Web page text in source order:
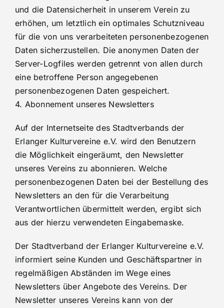
und die Datensicherheit in unserem Verein zu
erhöhen, um letztlich ein optimales Schutzniveau
für die von uns verarbeiteten personenbezogenen
Daten sicherzustellen. Die anonymen Daten der
Server-Logfiles werden getrennt von allen durch
eine betroffene Person angegebenen
personenbezogenen Daten gespeichert.
4. Abonnement unseres Newsletters
Auf der Internetseite des Stadtverbands der
Erlanger Kulturvereine e.V. wird den Benutzern
die Möglichkeit eingeräumt, den Newsletter
unseres Vereins zu abonnieren. Welche
personenbezogenen Daten bei der Bestellung des
Newsletters an den für die Verarbeitung
Verantwortlichen übermittelt werden, ergibt sich
aus der hierzu verwendeten Eingabemaske.
Der Stadtverband der Erlanger Kulturvereine e.V.
informiert seine Kunden und Geschäftspartner in
regelmäßigen Abständen im Wege eines
Newsletters über Angebote des Vereins. Der
Newsletter unseres Vereins kann von der